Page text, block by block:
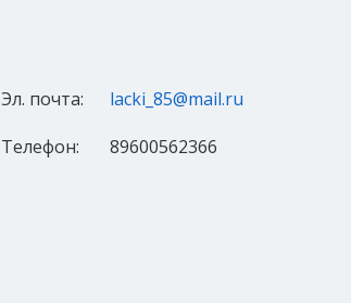
Эл. почта:
lacki_85@mail.ru
Телефон:
89600562366